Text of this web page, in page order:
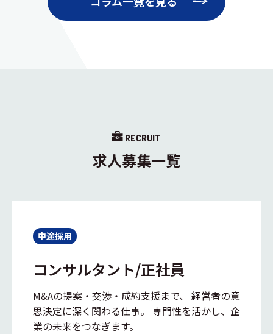
RECRUIT
求人募集一覧
中途採用
コンサルタント/正社員
M&Aの提案・交渉・成約支援まで、 経営者の意
思決定に深く関わる仕事。 専門性を活かし、企
業の未来をつなぎます。